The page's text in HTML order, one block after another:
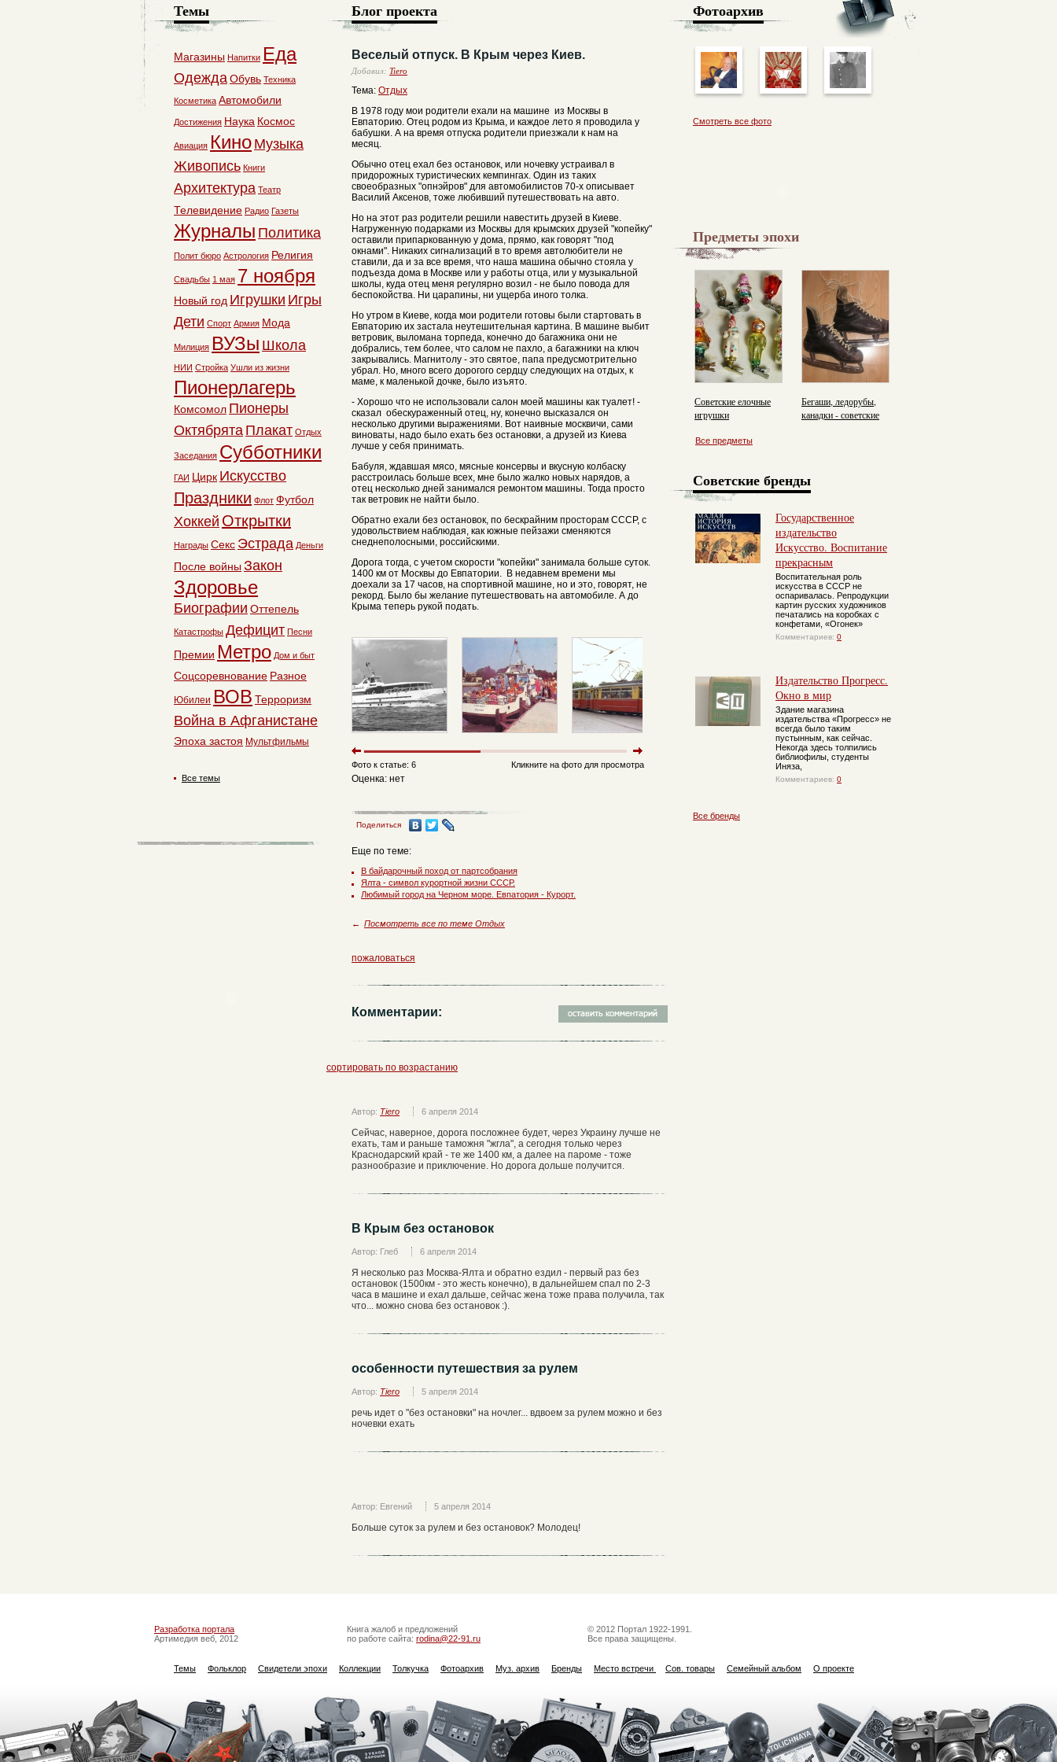
Блог проекта
Веселый отпуск. В Крым через Киев.
Добавил: Tiero
Тема: Отдых
В 1978 году мои родители ехали на машине из Москвы в
Евпаторию. Отец родом из Крыма, и каждое лето я проводила у
бабушки. А на время отпуска родители приезжали к нам на
месяц.
Обычно отец ехал без остановок, или ночевку устраивал в
придорожных туристических кемпингах. Один из таких
своеобразных "опнэйров" для автомобилистов 70-х описывает
Василий Аксенов, тоже любивший путешествовать на авто.
Но на этот раз родители решили навестить друзей в Киеве.
Нагруженную подарками из Москвы для крымских друзей "копейку"
оставили припаркованную у дома, прямо, как говорят "под
окнами". Никаких сигнализаций в то время автолюбители не
ставили, да и за все время, что наша машина обычно стояла у
подъезда дома в Москве или у работы отца, или у музыкальной
школы, куда отец меня регулярно возил - не было повода для
беспокойства. Ни царапины, ни ущерба иного толка.
Но утром в Киеве, когда мои родители готовы были стартовать в
Евпаторию их застала неутешительная картина. В машине выбит
ветровик, выломана торпеда, конечно до багажника они не
добрались, тем более, что салом не пахло, а багажники на ключ
закрывались. Магнитолу - это святое, папа предусмотрительно
убрал. Но, много всего дорогого сердцу следующих на отдых, к
маме, к маленькой дочке, было изъято.
- Хорошо что не использовали салон моей машины как туалет! -
сказал обескураженный отец, ну, конечно высказался он
несколько другими выражениями. Вот наивные москвичи, сами
виноваты, надо было ехать без остановки, а друзей из Киева
лучше у себя принимать.
Бабуля, ждавшая мясо, мясные консервы и вкусную колбаску
расстроилась больше всех, мне было жалко новых нарядов, а
отец несколько дней занимался ремонтом машины. Тогда просто
так ветровик не найти было.
Обратно ехали без остановок, по бескрайним просторам СССР, с
удовольствием наблюдая, как южные пейзажи сменяются
снеднеполосными, российскими.
Дорога тогда, с учетом скорости "копейки" занимала больше суток.
1400 км от Москвы до Евпатории. В недавнем времени мы
доехали за 17 часов, на спортивной машине, но и это, говорят, не
рекорд. Было бы желание путешествовать на автомобиле. А до
Крыма теперь рукой подать.
Кликните на фото для просмотра
Фото к статье: 6
Оценка: нет
Поделиться
Еще по теме:
В байдарочный поход от партсобрания
Ялта - символ курортной жизни СССР.
Любимый город на Черном море. Евпатория - Курорт.
← Посмотреть все по теме Отдых
пожаловаться
Комментарии:
сортировать по возрастанию
Автор: Tiero 6 апреля 2014
Сейчас, наверное, дорога посложнее будет, через Украину лучше не
ехать, там и раньше таможня "жгла", а сегодня только через
Краснодарский край - те же 1400 км, а далее на пароме - тоже
разнообразие и приключение. Но дорога дольше получится.
В Крым без остановок
Автор: Глеб 6 апреля 2014
Я несколько раз Москва-Ялта и обратно ездил - первый раз без
остановок (1500км - это жесть конечно), в дальнейшем спал по 2-3
часа в машине и ехал дальше, сейчас жена тоже права получила, так
что... можно снова без остановок :).
особенности путешествия за рулем
Автор: Tiero 5 апреля 2014
речь идет о "без остановки" на ночлег... вдвоем за рулем можно и без
ночевки ехать
Автор: Евгений 5 апреля 2014
Больше суток за рулем и без остановок? Молодец!
Фотоархив
Смотреть все фото
Предметы эпохи
Советские елочные
игрушки
Бегаши, ледорубы,
канадки - советские
Все предметы
Советские бренды
Государственное
издательство
Искусство. Воспитание
прекрасным
Воспитательная роль
искусства в СССР не
оспаривалась. Репродукции
картин русских художников
печатались на коробках с
конфетами, «Огонек»
Комментариев: 0
Издательство Прогресс.
Окно в мир
Здание магазина
издательства «Прогресс» не
всегда было таким
пустынным, как сейчас.
Некогда здесь толпились
библиофилы, студенты
Иняза,
Комментариев: 0
Все бренды
Темы
Магазины Напитки Еда
ОдеждаОбувь Техника
Косметика Автомобили
Достижения Наука Космос
Авиация Кино Музыка
Живопись Книги
Архитектура Театр
Телевидение Радио Газеты
Журналы Политика
Полит бюро Астрология Религия
Свадьбы 1 мая 7 ноября
Новый год Игрушки Игры
Дети Спорт Армия Мода
Милиция ВУЗы Школа
НИИ Стройка Ушли из жизни
Пионерлагерь
Комсомол Пионеры
Октябрята Плакат Отдых
Заседания Субботники
ГАИ Цирк Искусство
Праздники Флот Футбол
Хоккей Открытки
Награды Секс Эстрада Деньги
После войны Закон
Здоровье
Биографии Оттепель
Катастрофы Дефицит Песни
Премии Метро Дом и быт
Соцсоревнование Разное
Юбилеи ВОВ Терроризм
Война в Афганистане
Эпоха застоя Мультфильмы
Все темы
Разработка портала
Артимедия веб, 2012
Книга жалоб и предложений
по работе сайта: rodina@22-91.ru
© 2012 Портал 1922-1991.
Все права защищены.
Темы Фольклор Свидетели эпохи Коллекции Толкучка Фотоархив Муз. архив Бренды Место встречи Сов. товары Семейный альбом О проекте